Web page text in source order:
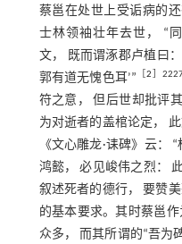
蔡邕在处世上受诟病的
士林领袖壮年去世， “
文， 既而谓涿郡卢植曰
郭有道无愧色耳’” ［2 ］
符之意， 但后世却批评
为对逝者的盖棺论定，
《文心雕龙·诔碑》云：
鸿懿， 必见峻伟之烈：
叙述死者的德行， 要赞
的基本要求。其时蔡邕
众多， 而其所谓的“吾为